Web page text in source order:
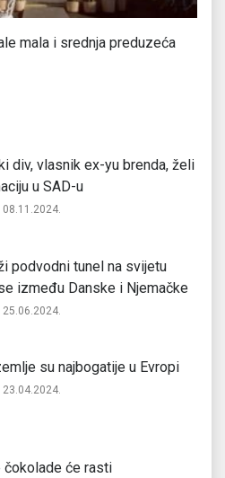
mala i srednja preduzeća
div, vlasnik ex-yu brenda, želi
u SAD-u
08.11.2024.
podvodni tunel na svijetu
između Danske i Njemačke
25.06.2024.
su najbogatije u Evropi
23.04.2024.
čokolade će rasti